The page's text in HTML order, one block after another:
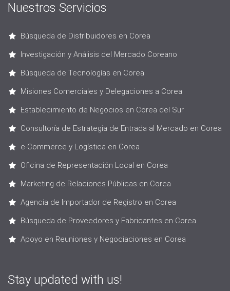
Nuestros Servicios
Búsqueda de Distribuidores en Corea
Investigación y Análisis del Mercado Coreano
Búsqueda de Tecnologías en Corea
Misiones Comerciales y Delegaciones a Corea
Establecimiento de Negocios en Corea del Sur
Consultoría de Estrategia de Entrada al Mercado en Corea
e-Commerce y Logística en Corea
Oficina de Representación Local en Corea
Marketing de Relaciones Públicas en Corea
Agencia de Importador de Registro en Corea
Búsqueda de Proveedores y Fabricantes en Corea
Apoyo en Reuniones y Negociaciones en Corea
Stay updated with us!